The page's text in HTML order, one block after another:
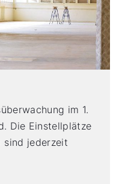
im 1.
Die Einstellplätze
sind jederzeit